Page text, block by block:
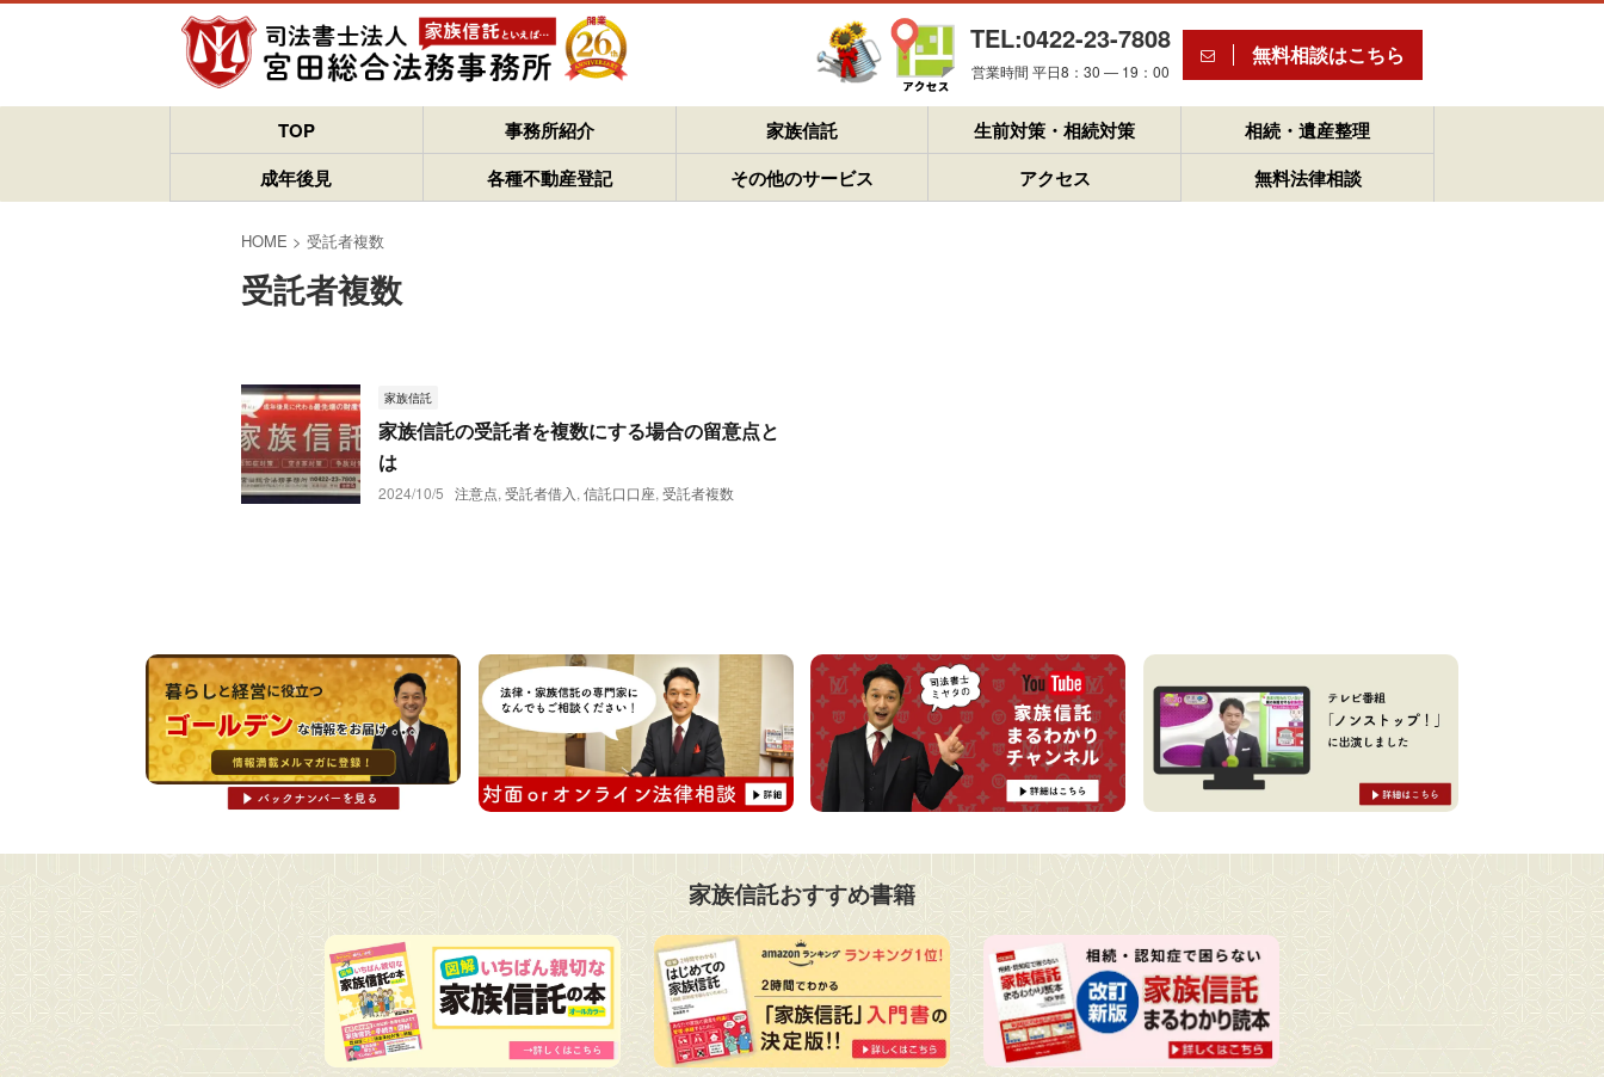
TEL:0422-23-7808
営業時間 平日8：30 ― 19：00
無料相談はこちら
TOP 事務所紹介 家族信託 生前対策・相続対策
相続・遺産整理
成年後見
各種不動産登記 その他のサービス アクセス 無料法律相談
HOME > 受託者複数
受託者複数
家族信託
家族信託の受託者を複数にする場合の留意点と
は
2024/10/5 注意点, 受託者借入 , 信託口口座, 受託者複数
家族信託おすすめ書籍